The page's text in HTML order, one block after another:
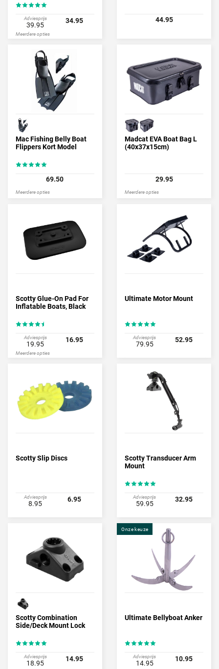
Adviesprijs
39.95
34.95
Meerdere opties
44.95
Mac Fishing Belly Boat
Flippers Kort Model
69.50
Meerdere opties
Madcat EVA Boat Bag L
(40x37x15cm)
29.95
Meerdere opties
Scotty Glue-On Pad For
Inflatable Boats, Black
Adviesprijs
19.95
16.95
Meerdere opties
Ultimate Motor Mount
Adviesprijs
79.95
52.95
Scotty Slip Discs
Adviesprijs
8.95
6.95
Scotty Transducer Arm
Mount
Adviesprijs
59.95
32.95
Scotty Combination
Side/Deck Mount Lock
Adviesprijs
18.95
14.95
Onze keuze
Ultimate Bellyboat Anker
Adviesprijs
14.95
10.95